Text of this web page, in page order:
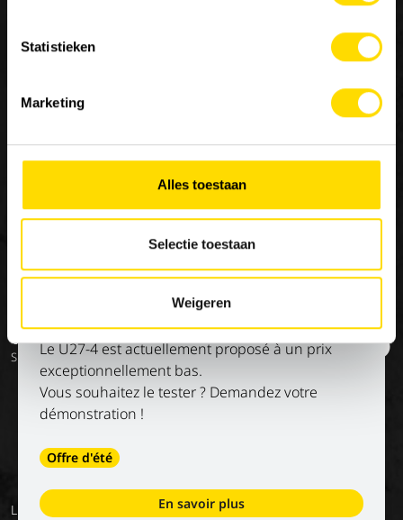
Statistieken
Marketing
Alles toestaan
Selectie toestaan
Weigeren
×
Kubota U27-4 à un prix imbattable !
Le U27-4 est actuellement proposé à un prix
exceptionnellement bas.
Vous souhaitez le tester ? Demandez votre
démonstration !
Offre d'été
En savoir plus
Contactez-nous
MACHINERY
Special Applications
LX Used Equipment
New old stock
Stage/emploi de
vacances
A PROPOS DE
L'histoire
Vous voulez rester informé ?
Suivez nos réseaux sociaux
Luyckx PrivacyServices Retour